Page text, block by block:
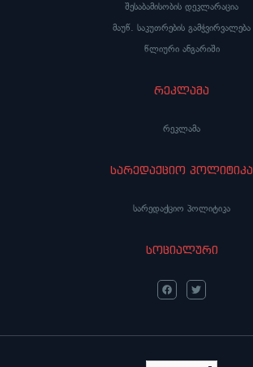
შესაბამისობის დეკლარაცია
მაუწ. საკუთრების გამჭვირვალება
წლიური ანგარიში
რეკლამა
რეკლამა
სარედაქციო პოლიტიკა
სარედაქციო პოლიტიკა
სოციალური